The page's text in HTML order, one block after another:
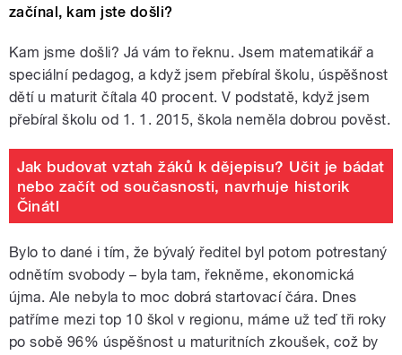
začínal, kam jste došli?
Kam jsme došli? Já vám to řeknu. Jsem matematikář a
speciální pedagog, a když jsem přebíral školu, úspěšnost
dětí u maturit čítala 40 procent. V podstatě, když jsem
přebíral školu od 1. 1. 2015, škola neměla dobrou pověst.
Jak budovat vztah žáků k dějepisu? Učit je bádat
nebo začít od současnosti, navrhuje historik
Činátl
Bylo to dané i tím, že bývalý ředitel byl potom potrestaný
odnětím svobody – byla tam, řekněme, ekonomická
újma. Ale nebyla to moc dobrá startovací čára. Dnes
patříme mezi top 10 škol v regionu, máme už teď tři roky
po sobě 96% úspěšnost u maturitních zkoušek, což by